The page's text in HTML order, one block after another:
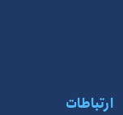
ارتباطات